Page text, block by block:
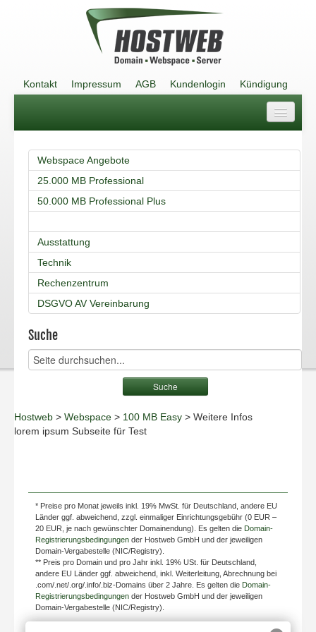
Kontakt Impressum AGB Kundenlogin Kündigung
Impressum
AGB
Kündigung
Webspace Angebote
25.000 MB Professional
50.000 MB Professional Plus
Ausstattung
Technik
Rechenzentrum
DSGVO AV Vereinbarung
Suche
Hostweb > Webspace > 100 MB Easy > Weitere Infos
lorem ipsum Subseite für Test
* Preise pro Monat jeweils inkl. 19% MwSt. für Deutschland, andere EU
Länder ggf. abweichend, zzgl. einmaliger Einrichtungsgebühr (0 EUR –
20 EUR, je nach gewünschter Domainendung). Es gelten die Domain-
Registrierungsbedingungen der Hostweb GmbH und der jeweiligen
Domain-Vergabestelle (NIC/Registry).
** Preis pro Domain und pro Jahr inkl. 19% USt. für Deutschland,
andere EU Länder ggf. abweichend, inkl. Weiterleitung, Abrechnung bei
.com/.net/.org/.info/.biz-Domains über 2 Jahre. Es gelten die Domain-
Registrierungsbedingungen der Hostweb GmbH und der jeweiligen
Domain-Vergabestelle (NIC/Registry).